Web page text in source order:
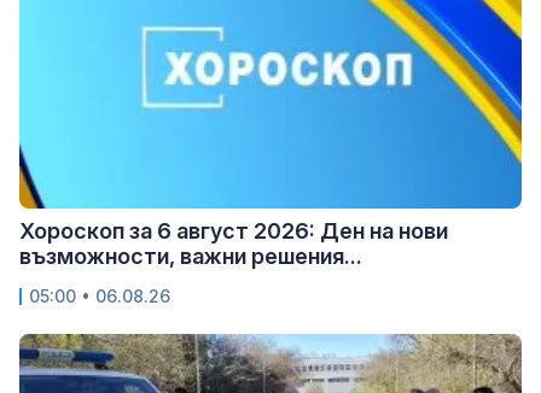
Хороскоп за 6 август 2026: Ден на нови
възможности, важни решения...
05:00 • 06.08.26